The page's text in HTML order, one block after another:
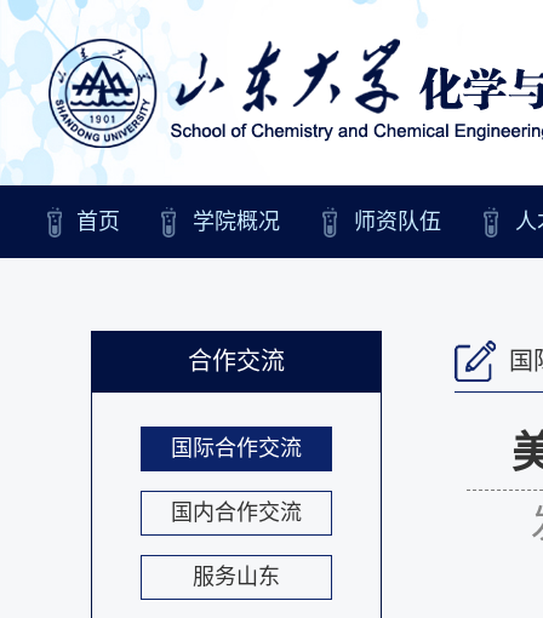
首页 学院概况 师资队伍 人
合作交流
国际合作交流
国内合作交流
服务山东
国